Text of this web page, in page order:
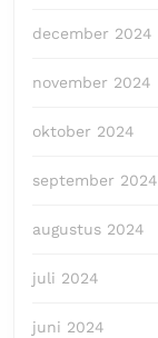
december 2024
november 2024
oktober 2024
september 2024
augustus 2024
juli 2024
juni 2024